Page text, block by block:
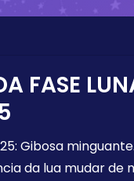
FASE
: Gibosa minguante
da lua mudar de